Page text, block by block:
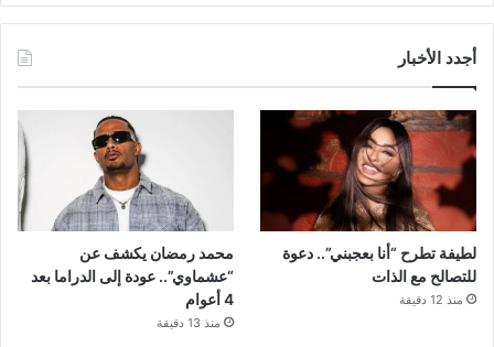
أجدد الأخبار
لطيفة تطرح “أنا بعجبني”.. دعوة
للتصالح مع الذات
منذ 12 دقيقة
محمد رمضان يكشف عن
“عشماوي”.. عودة إلى الدراما بعد
4 أعوام
منذ 13 دقيقة